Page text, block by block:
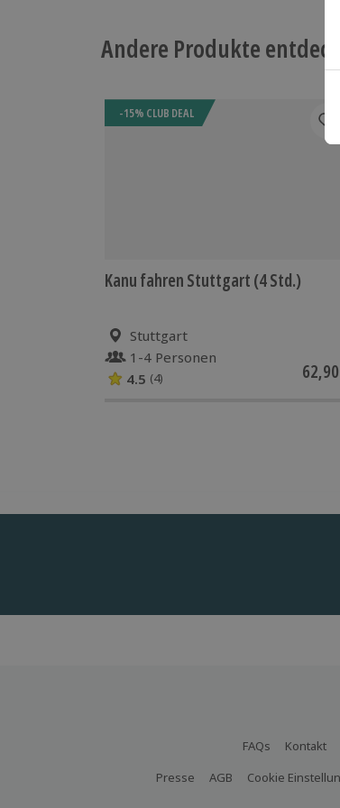
Andere Produkte
-15% CLUB DEAL
Kanu fahren Stuttgart (4 Std.)
Stuttgart
1-4 Personen
4.5 (4)
FAQs Kontakt
Presse
AGB Cookie